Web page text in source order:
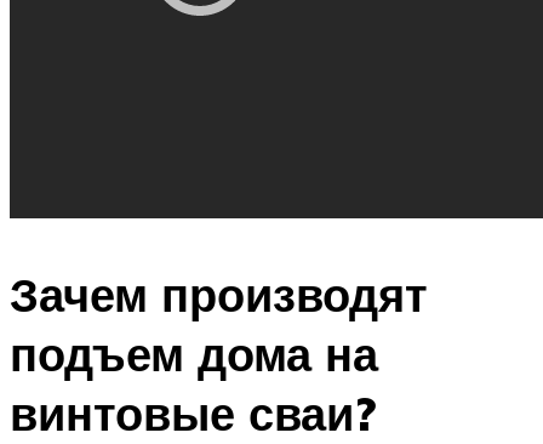
Зачем производят
подъем дома на
винтовые сваи?